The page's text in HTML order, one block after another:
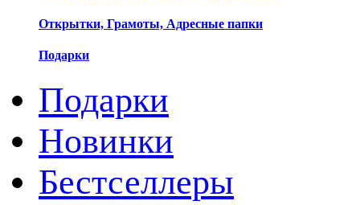
Открытки, Грамоты, Адресные папки
Подарки
Подарки
Новинки
Бестселлеры